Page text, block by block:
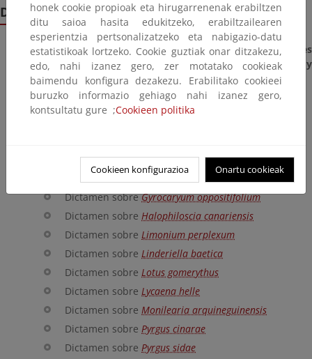
Dictámenes emitidos
Propuestas de modificación del Listado de Especies
Silvestres en Régimen de Protección Especial (LESRPE) y
Catálogo Español de Especies Amenazadas (CEEA)
Dictamen sobreAgriades zullichi
Dictamen sobreGegenes pumilio
Gymnosporia cryptopetala
Dictamen sobreGyrocaryum oppositifolium
Dictamen sobre Halophiloscia canariensis
Dictamen sobre Limonium perplexum
Dictamen sobre Linderiella baetica
Dictamen sobre Lotus gomerythus
Dictamen sobre Lycaena helle
Dictamen sobre Monilearia arquineguinensis
Dictamen sobre Pyrgus cinarae
Dictamen sobre Pyrgus sidae
honek cookie propioak eta hirugarrenenak erabiltzen
ditu saioa hasita edukitzeko, erabiltzailearen
esperientzia pertsonalizatzeko eta nabigazio-datu
estatistikoak lortzeko. Cookie guztiak onar ditzakezu,
edo, nahi izanez gero, zer motatako cookieak
baimendu konfigura dezakezu. Erabilitako cookieei
buruzko informazio gehiago nahi izanez gero,
kontsultatu gure ;Cookieen politika
Cookieen konfigurazioa Onartu cookieak